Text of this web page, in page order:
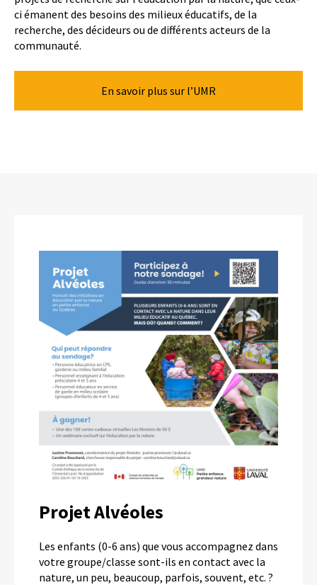
ci émanent des besoins des milieux éducatifs, de la
recherche, des décideurs ou de différents acteurs de la
communauté.
En savoir plus sur l’UMR
Projet Alvéoles
Les enfants (0-6 ans) que vous accompagnez dans
votre groupe/classe sont-ils en contact avec la
nature, un peu, beaucoup, parfois, souvent, etc. ?